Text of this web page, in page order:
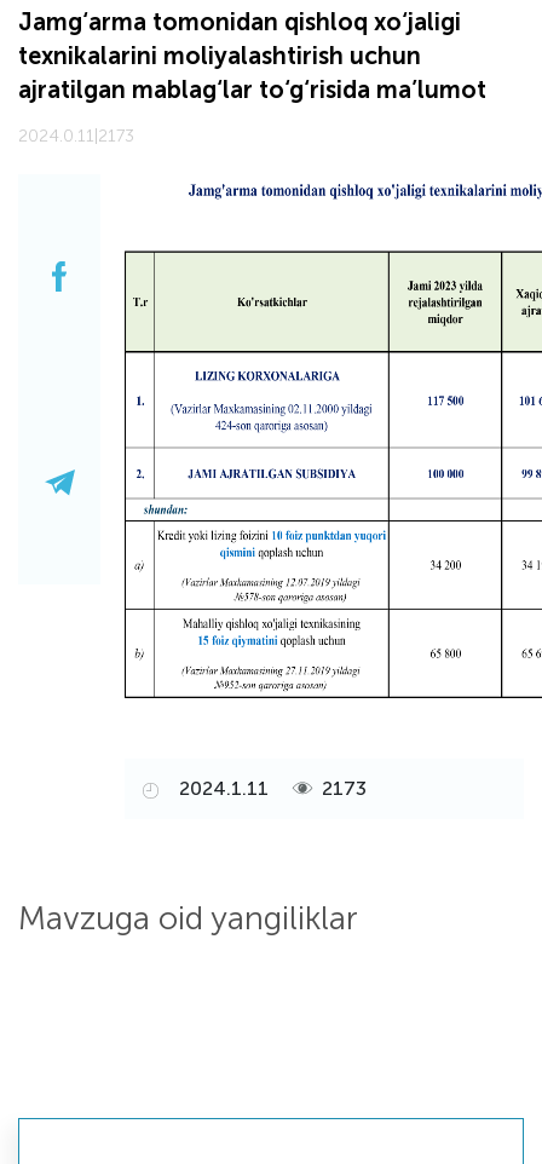
Jamg‘arma tomonidan qishloq xo‘jaligi
texnikalarini moliyalashtirish uchun
ajratilgan mablag‘lar to‘g‘risida ma’lumot
2024.0.11 2173
2024.1.11 2173
Mavzuga oid yangiliklar